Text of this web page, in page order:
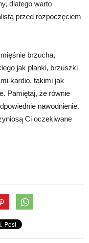
dlatego warto
przed rozpoczęciem
brzucha,
jak planki, brzuszki
kardio, takimi jak
Pamiętaj, że równie
nawodnienie.
Ci oczekiwane